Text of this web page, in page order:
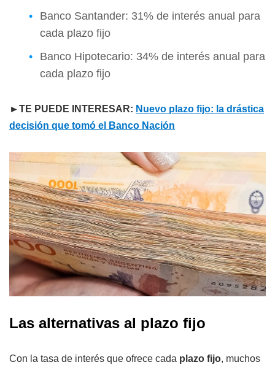
Banco Santander: 31% de interés anual para
cada plazo fijo
Banco Hipotecario: 34% de interés anual para
cada plazo fijo
►TE PUEDE INTERESAR: Nuevo plazo fijo: la drástica
decisión que tomó el Banco Nación
Las alternativas al plazo fijo
Con la tasa de interés que ofrece cada plazo fijo, muchos